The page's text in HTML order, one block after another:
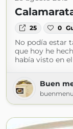
25 0
No podía estar
que hoy he
había visto en
Buen